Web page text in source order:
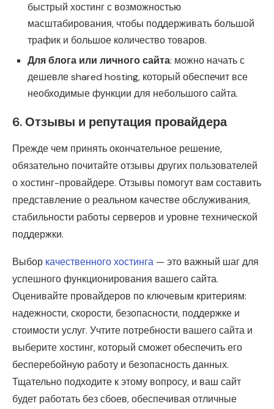
быстрый хостинг с возможностью
масштабирования, чтобы поддерживать большой
трафик и большое количество товаров.
Для блога или личного сайта: можно начать с
дешевле shared hosting, который обеспечит все
необходимые функции для небольшого сайта.
6.Отзывы и репутация провайдера
Прежде чем принять окончательное решение,
обязательно почитайте отзывы других пользователей
о хостинг-провайдере. Отзывы помогут вам составить
представление о реальном качестве обслуживания,
стабильности работы серверов и уровне технической
поддержки.
Выбор качественного хостинга — это важный шаг для
успешного функционирования вашего сайта.
Оценивайте провайдеров по ключевым критериям:
надежности, скорости, безопасности, поддержке и
стоимости услуг. Учтите потребности вашего сайта и
выберите хостинг, который сможет обеспечить его
бесперебойную работу и безопасность данных.
Тщательно подходите к этому вопросу, и ваш сайт
будет работать без сбоев, обеспечивая отличные